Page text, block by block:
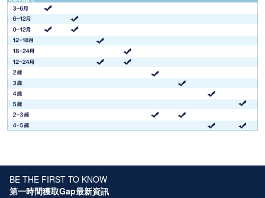
BE THE FIRST TO KNOW
第一時間獲取Gap最新資訊